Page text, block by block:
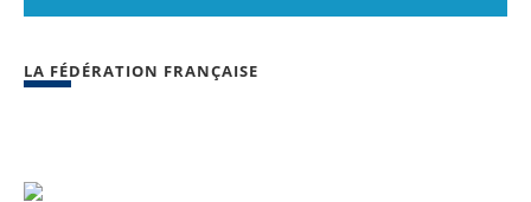
LA FÉDÉRATION FRANÇAISE